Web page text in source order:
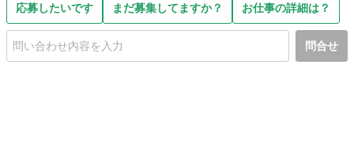
応募したいです まだ募集してますか？ お仕事の詳細は？
問合せ